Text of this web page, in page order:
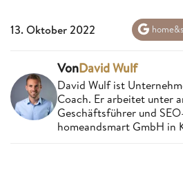
13. Oktober 2022
VonDavid Wulf
David Wulf ist
Coach. Er arbeitet unter
Geschäftsführer und
homeandsmart GmbH in